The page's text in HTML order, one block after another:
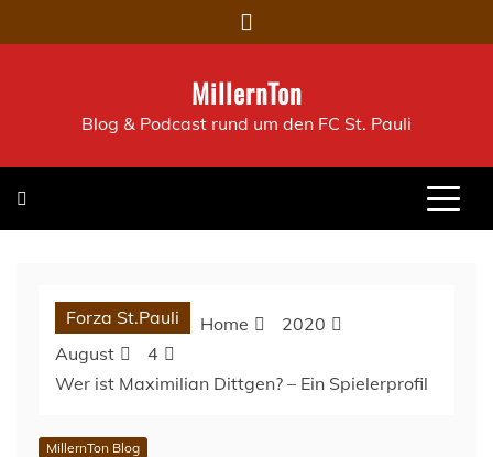
to
MillernTon
Blog & Podcast rund um den FC St. Pauli
Forza St.Pauli Home
2020
August
4
Wer ist Maximilian Dittgen? – Ein Spielerprofil
MillernTon Blog